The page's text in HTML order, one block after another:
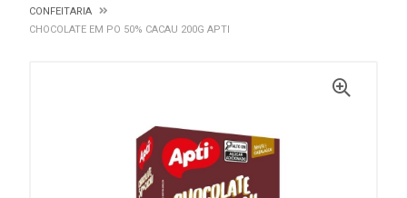
CONFEITARIA
CHOCOLATE EM PO 50% CACAU 200G APTI